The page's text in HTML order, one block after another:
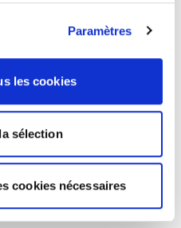
Paramètres
les cookies
sélection
cookies nécessaires